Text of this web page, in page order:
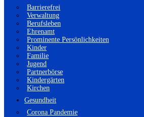
Barrierefrei
Verwaltung
Berufsleben
Ehrenamt
Prominente Persönlichkeiten
Kinder
Familie
Jugend
Partnerbörse
Kindergärten
Kirchen
Gesundheit
Corona Pandemie